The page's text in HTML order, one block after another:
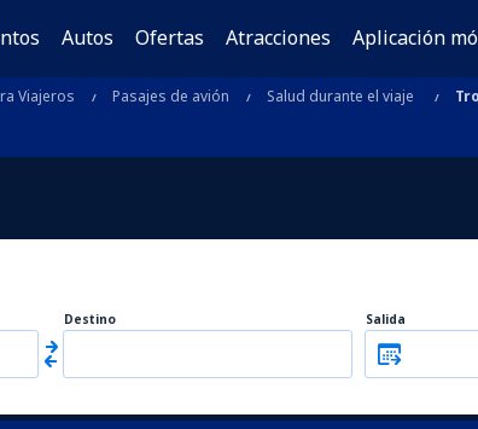
Autos Ofertas Atracciones Aplicación
Viajeros Pasajes de avión Salud durante el viaje
Destino Salida